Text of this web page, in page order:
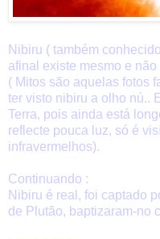
Nibiru ( também
afinal existe mesmo e não
( Mitos são aquelas fotos
ter visto nibiru a olho nú..
Terra, pois ainda está
reflecte pouca luz, só é
infravermelhos).
Continuando :
Nibiru é real, foi captado
de Plutão, baptizaram-no